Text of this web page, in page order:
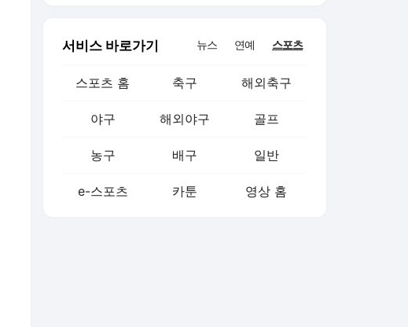
서비스 바로가기 뉴스 연예 스포츠
스포츠 홈 축구 해외축구
야구 해외야구 골프
농구 배구 일반
e-스포츠 카툰 영상 홈